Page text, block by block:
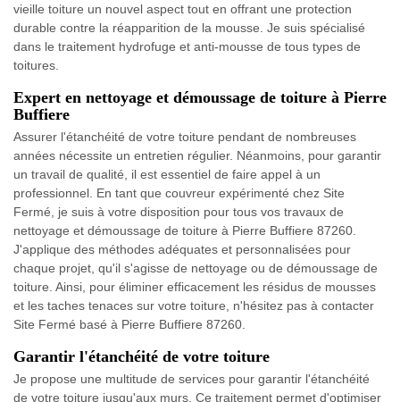
vieille toiture un nouvel aspect tout en offrant une protection
durable contre la réapparition de la mousse. Je suis spécialisé
dans le traitement hydrofuge et anti-mousse de tous types de
toitures.
Expert en nettoyage et démoussage de toiture à Pierre
Buffiere
Assurer l'étanchéité de votre toiture pendant de nombreuses
années nécessite un entretien régulier. Néanmoins, pour garantir
un travail de qualité, il est essentiel de faire appel à un
professionnel. En tant que couvreur expérimenté chez Site
Fermé, je suis à votre disposition pour tous vos travaux de
nettoyage et démoussage de toiture à Pierre Buffiere 87260.
J'applique des méthodes adéquates et personnalisées pour
chaque projet, qu'il s'agisse de nettoyage ou de démoussage de
toiture. Ainsi, pour éliminer efficacement les résidus de mousses
et les taches tenaces sur votre toiture, n'hésitez pas à contacter
Site Fermé basé à Pierre Buffiere 87260.
Garantir l'étanchéité de votre toiture
Je propose une multitude de services pour garantir l'étanchéité
de votre toiture jusqu'aux murs. Ce traitement permet d'optimiser